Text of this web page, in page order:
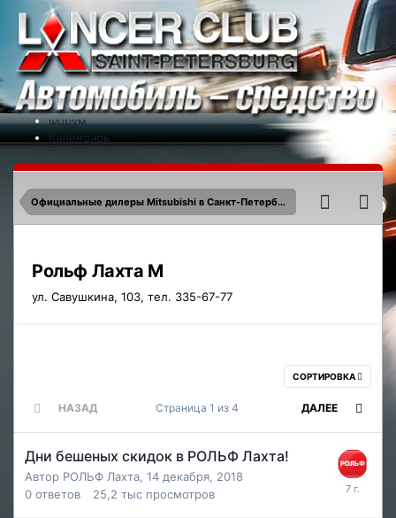
Меню
На сайт
Форум
Календарь
Новости
Контакты
Официальные дилеры Mitsubishi в Санкт-Петербурге. Дистрибьютор Mitsubishi в России.
Рольф Лахта М
ул. Савушкина, 103, тел. 335-67-77
СОРТИРОВКА
НАЗАД ДАЛЕЕ
Страница 1 из 4
Дни бешеных скидок в РОЛЬФ Лахта!
Автор РОЛЬФ Лахта, 14 декабря, 2018
0 ответов 25,2 тыс просмотров